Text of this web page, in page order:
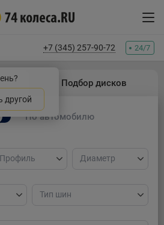
другой
+7 (345) 257-90-72 24/7
Подбор дисков
По автомобилю
Профиль Диаметр
Тип шин